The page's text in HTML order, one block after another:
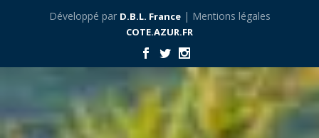
Développé par D.B.L. France| Mentions légales
COTE.AZUR.FR